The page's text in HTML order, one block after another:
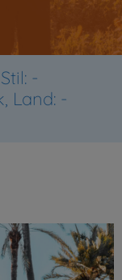
Stil: -
Land: -